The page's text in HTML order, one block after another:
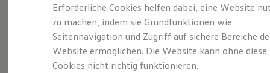
Leasing
Leasing-Angebote
Gebrauchtwagen Leasing
Junge Gebrauchtwagen-Leasing
Elektroauto Leasing
Kleinwagen-Leasing
So geht neu.
Entdecken Sie jetzt
Erforderliche Cookies helfen dabei, eine Website
zu machen, indem sie Grundfunktionen wie
Seitennavigation und Zugriff auf sichere Bereiche
Website ermöglichen. Die Website kann ohne diese
Cookies nicht richtig funktionieren.